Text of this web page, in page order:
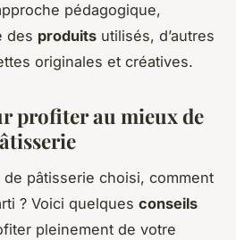
pédagogique,
des produits utilisés, d’autres
originales et créatives.
profiter au mieux de
pâtisserie choisi, comment
? Voici quelques conseils
pleinement de votre